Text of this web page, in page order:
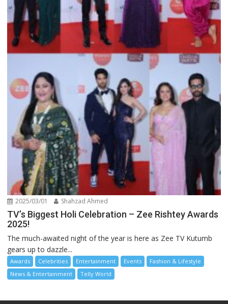
2025/03/01 Shahzad Ahmed
TV’s Biggest Holi Celebration – Zee Rishtey Awards
2025!
The much-awaited night of the year is here as Zee TV Kutumb
gears up to dazzle...
Awards Celebrities Entertainment Events
Fashion & Lifestyle
News & Entertainment
Telly World